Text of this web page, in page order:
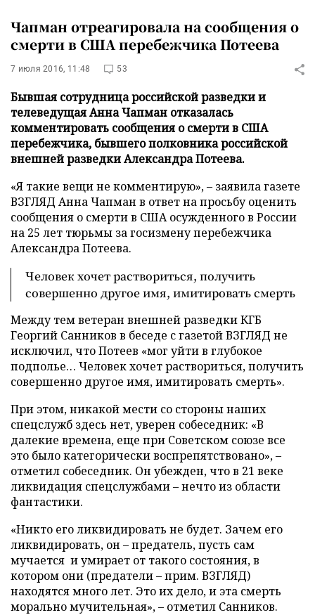
Чапман отреагировала на сообщения о
смерти в США перебежчика Потеева
7 июля 2016, 11:48 53
Бывшая сотрудница российской разведки и
телеведущая Анна Чапман отказалась
комментировать сообщения о смерти в США
перебежчика, бывшего полковника российской
внешней разведки Александра Потеева.
«Я такие вещи не комментирую», – заявила газете
ВЗГЛЯД Анна Чапман в ответ на просьбу оценить
сообщения о смерти в США осужденного в России
на 25 лет тюрьмы за госизмену перебежчика
Александра Потеева.
Человек хочет раствориться, получить
совершенно другое имя, имитировать смерть
Между тем ветеран внешней разведки КГБ
Георгий Санников в беседе с газетой ВЗГЛЯД не
исключил, что Потеев «мог уйти в глубокое
подполье… Человек хочет раствориться, получить
совершенно другое имя, имитировать смерть».
При этом, никакой мести со стороны наших
спецслужб здесь нет, уверен собеседник: «В
далекие времена, еще при Советском союзе все
это было категорически воспрепятствовано», –
отметил собеседник. Он убежден, что в 21 веке
ликвидация спецслужбами – нечто из области
фантастики.
«Никто его ликвидировать не будет. Зачем его
ликвидировать, он – предатель, пусть сам
мучается и умирает от такого состояния, в
котором они (предатели – прим. ВЗГЛЯД)
находятся много лет. Это их дело, и эта смерть
морально мучительная», – отметил Санников.